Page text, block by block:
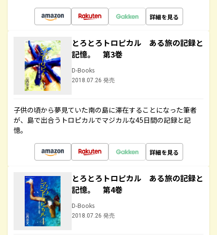
詳細を見る
とろとろトロピカル ある旅の記録と
記憶。 第3巻
D-Books
2018.07.26 発売
子供の頃から夢見ていた南の島に滞在することになった筆者
が、島で出合うトロピカルでマジカルな45日間の記録と記
憶。
詳細を見る
とろとろトロピカル ある旅の記録と
記憶。 第4巻
D-Books
2018.07.26 発売